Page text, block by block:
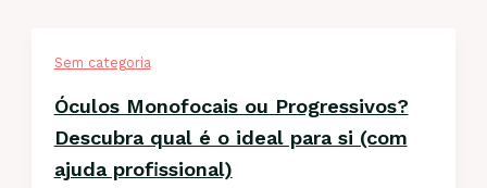
Sem categoria
Óculos Monofocais ou Progressivos?
Descubra qual é o ideal para si (com
ajuda profissional)